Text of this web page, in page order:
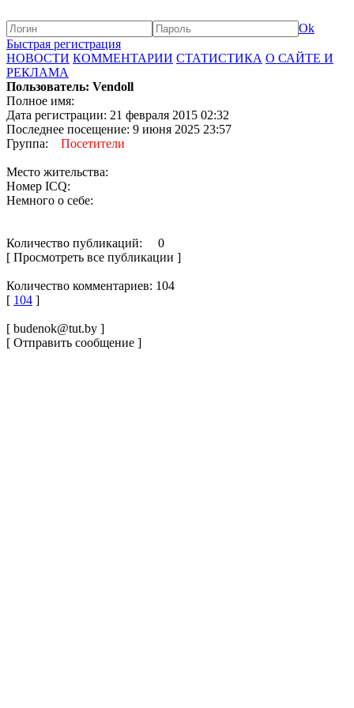
Ok
Быстрая регистрация
НОВОСТИ КОММЕНТАРИИ СТАТИСТИКА О САЙТЕ И
РЕКЛАМА
Пользователь: Vendoll
Полное имя:
Дата регистрации: 21 февраля 2015 02:32
Последнее посещение: 9 июня 2025 23:57
Группа: Посетители
Место жительства:
Номер ICQ:
Немного о себе:
Количество публикаций: 0
[ Просмотреть все публикации ]
Количество комментариев: 104
[ 104 ]
[ budenok@tut.by ]
[ Отправить сообщение ]